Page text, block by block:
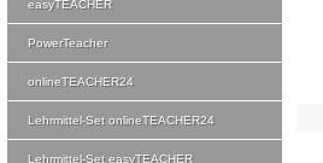
easyTEACHER
PowerTeacher
onlineTEACHER24
Lehrmittel-Set onlineTEACHER24
Lehrmittel-Set easyTEACHER